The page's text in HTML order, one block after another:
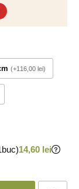
+116,00 lei
14,60 lei